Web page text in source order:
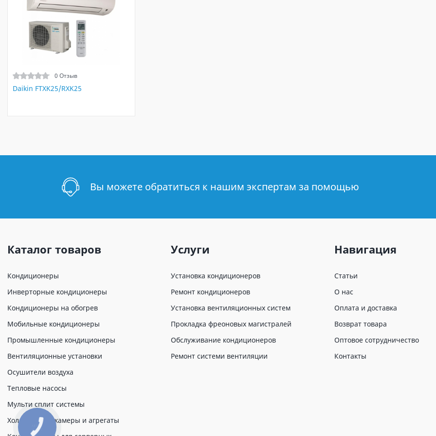
0 Отзыв
Daikin FTXK25/RXK25
Вы можете обратиться к нашим экспертам за помощью
Каталог товаров
Кондиционеры
Инверторные кондиционеры
Кондиционеры на обогрев
Мобильные кондиционеры
Промышленные кондиционеры
Вентиляционные установки
Осушители воздуха
Тепловые насосы
Мульти сплит системы
Холодильные камеры и агрегаты
Услуги
Установка кондиционеров
Ремонт кондиционеров
Установка вентиляционных систем
Прокладка фреоновых магистралей
Обслуживание кондиционеров
Ремонт системи вентиляции
Навигация
Статьи
О нас
Оплата и доставка
Возврат товара
Оптовое сотрудничество
Контакты